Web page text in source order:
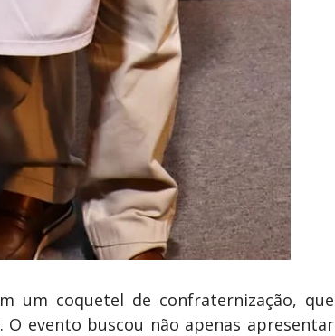
um coquetel de confraternização, que
evento buscou não apenas apresentar